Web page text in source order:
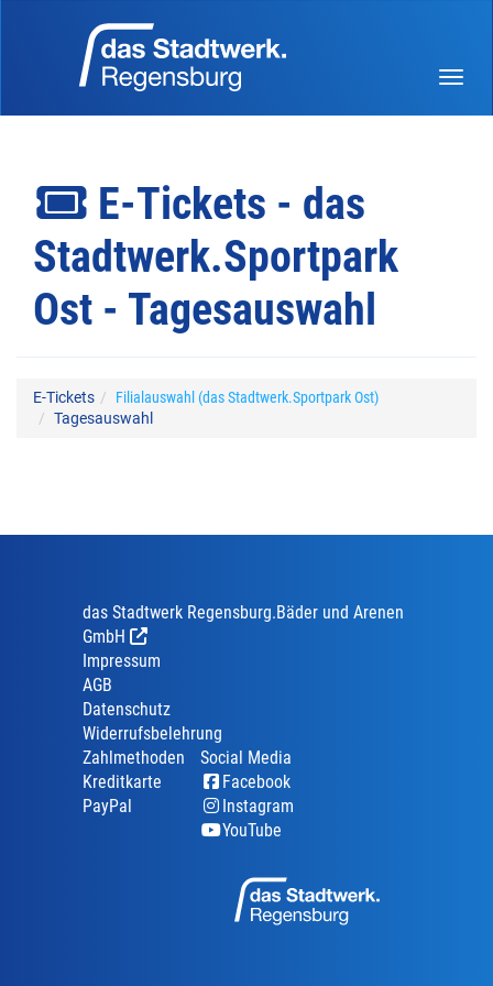
Menü
E-Tickets - das
Stadtwerk.Sportpark
Ost - Tagesauswahl
E-Tickets
Filialauswahl (das Stadtwerk.Sportpark Ost)
Tagesauswahl
das Stadtwerk Regensburg.Bäder und Arenen
GmbH
Impressum
AGB
Datenschutz
Widerrufsbelehrung
Zahlmethoden
Kreditkarte
PayPal
Social Media
Facebook
Instagram
YouTube